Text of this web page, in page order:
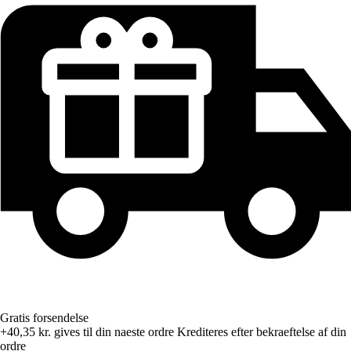
Gratis forsendelse
+40,35 kr. gives til din naeste ordre Krediteres efter bekraeftelse af din
ordre